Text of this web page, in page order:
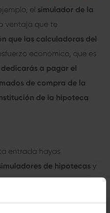
el simulador de la
ventaja que te
que las calculadoras del
económico, que es
a pagar el
de compra de la
de la hipoteca
entrada hayas
de hipotecas y
tranquilidad.